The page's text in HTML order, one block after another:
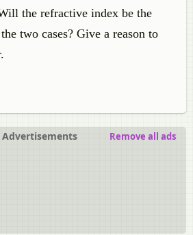
the refractive index be the
two cases? Give a reason to
Advertisements Remove all ads